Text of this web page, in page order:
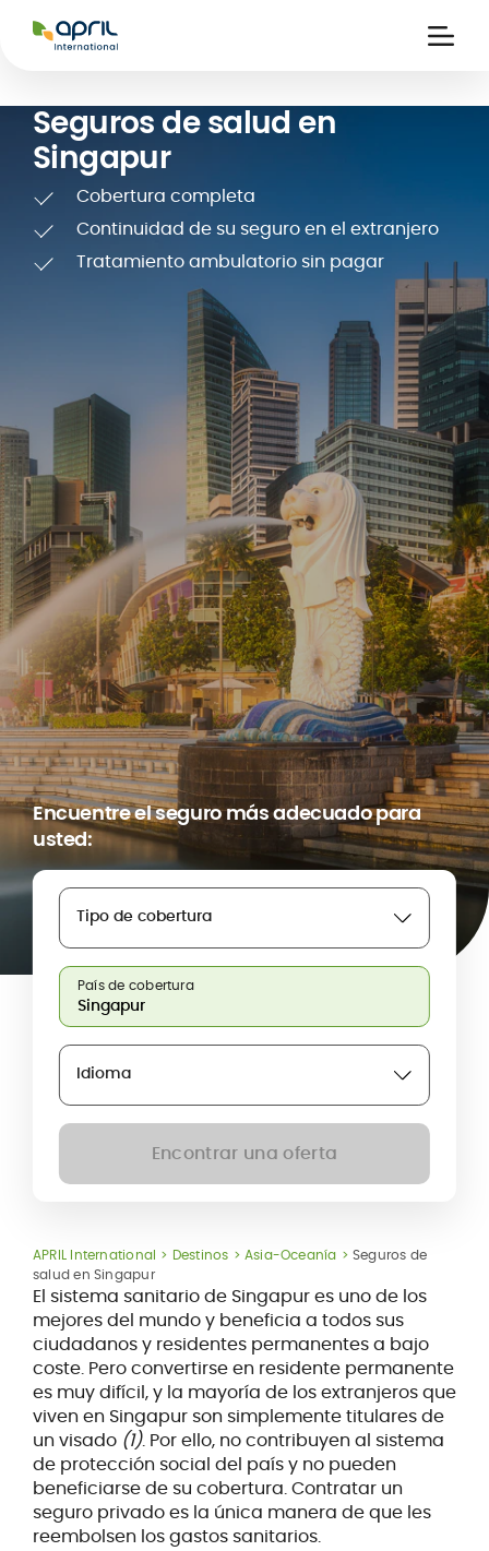
International
Seguros de salud en
Singapur
Cobertura completa
Continuidad de su seguro en el extranjero
Tratamiento ambulatorio sin pagar
Encuentre el seguro más adecuado para
usted:
Tipo de cobertura
País de cobertura
Idioma
Encontrar una oferta
APRIL International Destinos Asia-Oceanía
Seguros de
salud en Singapur
El sistema sanitario de Singapur es uno de los
mejores del mundo y beneficia a todos sus
ciudadanos y residentes permanentes a bajo
coste. Pero convertirse en residente permanente
es muy difícil, y la mayoría de los extranjeros que
viven en Singapur son simplemente titulares de
un visado (1). Por ello, no contribuyen al sistema
de protección social del país y no pueden
beneficiarse de su cobertura. Contratar un
seguro privado es la única manera de que les
reembolsen los gastos sanitarios.